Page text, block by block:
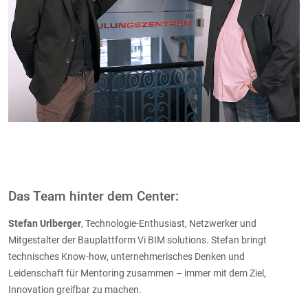
Das Team hinter dem Center:
Stefan Urlberger, Technologie-Enthusiast, Netzwerker und
Mitgestalter der Bauplattform Vi BIM solutions. Stefan bringt
technisches Know-how, unternehmerisches Denken und
Leidenschaft für Mentoring zusammen – immer mit dem Ziel,
Innovation greifbar zu machen.